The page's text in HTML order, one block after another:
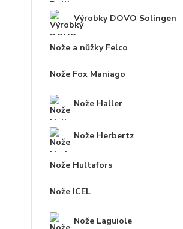
Výrobky DOVO Solingen
Nože a nůžky Felco
Nože Fox Maniago
Nože Haller
Nože Herbertz
Nože Hultafors
Nože ICEL
Nože Laguiole